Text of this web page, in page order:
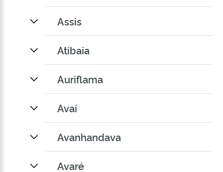
Assis
Atibaia
Auriflama
Avaí
Avanhandava
Avaré